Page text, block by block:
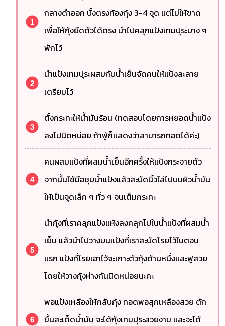
กลางดำออก บั้งตรงท้องกุ้ง 3-4 จุด แต่ไม่ให้ขาด
เพื่อให้กุ้งยืดตัวได้ตรง นำไปคลุกแป้งเทมปุระบาง ๆ
พักไว้
นำแป้งเทมปุระผสมกับน้ำเย็นจัดคนให้แป้งละลาย
เตรียมไว้
ตั้งกระทะให้น้ำมันร้อน (ทดสอบโดยการหยอดน้ำแป้ง
ลงไปนิดหน่อย ถ้าฟู่ก็แสดงว่าสามารถทอดได้ค่ะ)
คนผสมแป้งที่ผสมน้ำเย็นอีกครั้งให้แป้งกระจายตัว
จากนั้นใช้มือชุบน้ำแป้งแล้วสะบัดนิ้วใส่ไปบนผิวน้ำมัน
ให้เป็นจุดเล็ก ๆ ทั่ว ๆ จนเต็มกระทะ
นำกุ้งที่เราคลุกแป้งแห้งลงคลุกไปในน้ำแป้งที่ผสมน้ำ
เย็น แล้วนำไปวางบนแป้งที่เราสะบัดโรยไว้ในตอน
แรก แป้งที่โรยเอาไว้จะเกาะตัวกุ้งด้านหนึ่งและฟูสวย
โดยให้วางกุ้งห่างกันนิดหน่อยนะคะ
พอแป้งเหลืองให้กลับกุ้ง ทอดพอสุกเหลืองสวย ตัก
ขึ้นสะเด็ดน้ำมัน จะได้กุ้งเทมปุระสวยงาม และจะได้